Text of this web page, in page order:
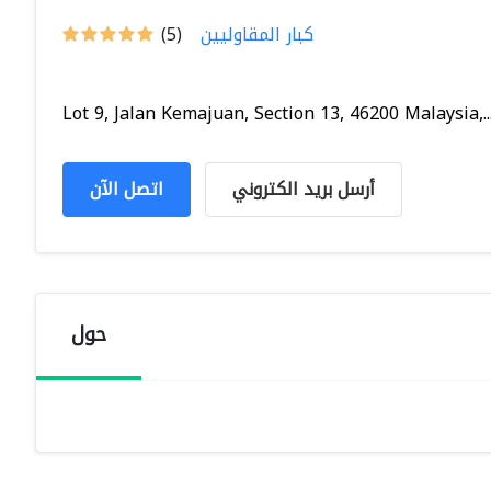
(5) كبار المقاوليين
Lot 9, Jalan Kemajuan, Section 13, 46200
اتصل الآن أرسل بريد الكتروني
حول